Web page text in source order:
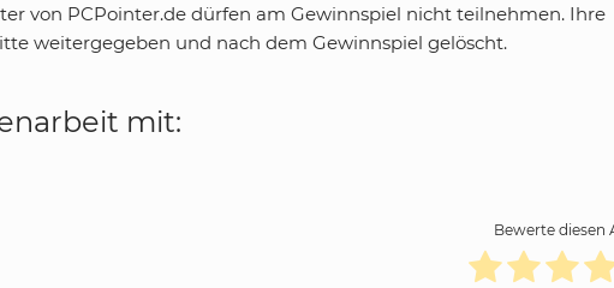
von PCPointer.de dürfen am Gewinnspiel nicht teilnehmen. Ihre
weitergegeben und nach dem Gewinnspiel gelöscht.
mit:
Bewerte diesen